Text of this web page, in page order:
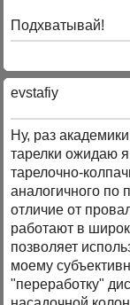
Подхватывай!
evstafiy
Ну, раз
тарелки ожидаю
тарелочно-
аналогичного по
отличие от
работают в
позволяет
моему
"переработку"